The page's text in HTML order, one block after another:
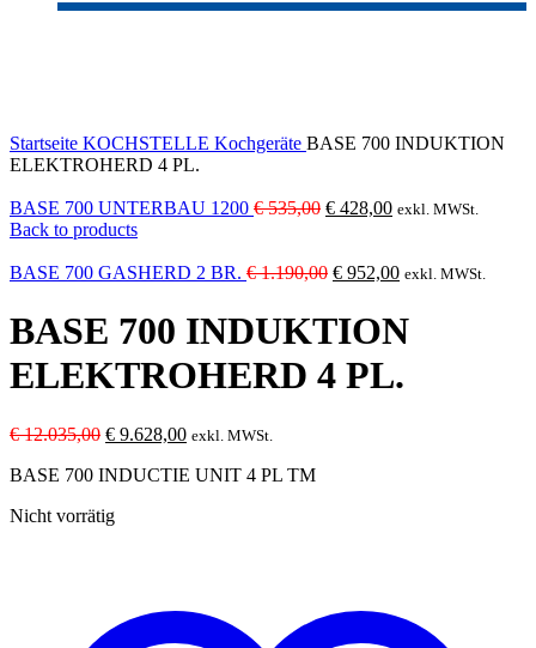
Startseite KOCHSTELLE Kochgeräte BASE 700 INDUKTION
ELEKTROHERD 4 PL.
BASE 700 UNTERBAU 1200 €535,00 Ursprünglicher
€ 535,00
€ 428,00Aktueller
€ 428,00.
exkl. MWSt.
Back to products
BASE 700 GASHERD 2 BR. €1.190,00 Ursprünglicher
war:
€ 1.190,00
€ 952,00Aktueller
ist:
€ 952,00.
exkl. MWSt.
BASE 700 INDUKTION
ELEKTROHERD 4 PL.
€12.035,00 Ursprünglicher
war:
€ 9.628,00Aktueller
ist:
exkl. MWSt.
BASE 700 INDUCTIE UNIT 4 PL TM
Nicht vorrätig